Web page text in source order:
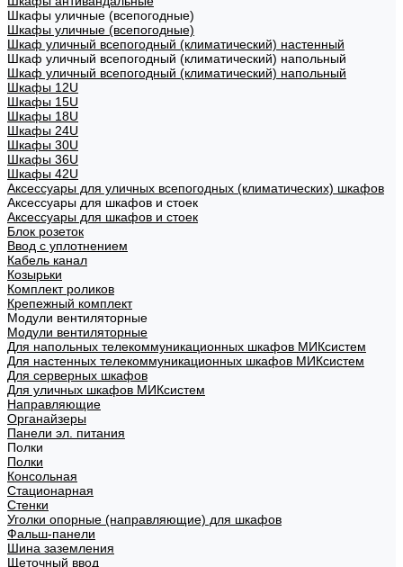
Шкафы уличные (всепогодные)
Шкафы уличные (всепогодные)
Шкаф уличный всепогодный (климатический) настенный
Шкаф уличный всепогодный (климатический) напольный
Шкаф уличный всепогодный (климатический) напольный
Шкафы 12U
Шкафы 15U
Шкафы 18U
Шкафы 24U
Шкафы 30U
Шкафы 36U
Шкафы 42U
Аксессуары для уличных всепогодных (климатических) шкафов
Аксессуары для шкафов и стоек
Аксессуары для шкафов и стоек
Блок розеток
Ввод с уплотнением
Кабель канал
Козырьки
Комплект роликов
Крепежный комплект
Модули вентиляторные
Модули вентиляторные
Для напольных телекоммуникационных шкафов МИКсистем
Для настенных телекоммуникационных шкафов МИКсистем
Для серверных шкафов
Для уличных шкафов МИКсистем
Направляющие
Органайзеры
Панели эл. питания
Полки
Полки
Консольная
Стационарная
Стенки
Уголки опорные (направляющие) для шкафов
Фальш-панели
Шина заземления
Щеточный ввод